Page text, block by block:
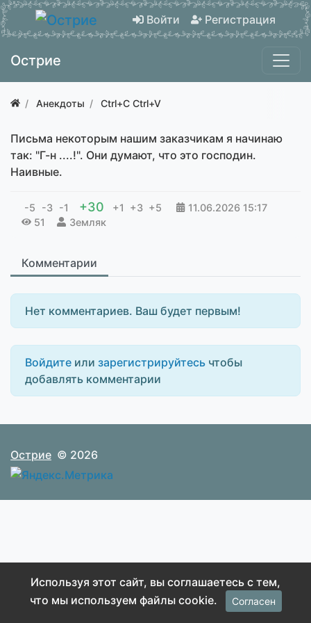
Войти Регистрация
Острие
Анекдоты Ctrl+C Ctrl+V
Письма некоторым нашим заказчикам я начинаю
так: "Г-н ....!". Они думают, что это господин.
Наивные.
-5 -3 -1 +30 +1 +3 +5 11.06.2026 15:17
51
Земляк
Комментарии
Нет комментариев. Ваш будет первым!
Войдите или зарегистрируйтесь чтобы
добавлять комментарии
Острие © 2026
Используя этот сайт, вы соглашаетесь с тем,
что мы используем файлы cookie.
Согласен